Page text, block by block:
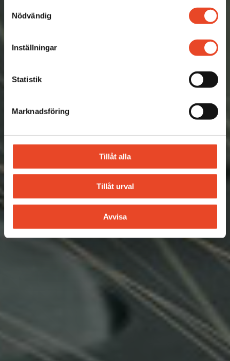
Nödvändig
Inställningar
Statistik
Marknadsföring
Tillåt alla
Tillåt urval
Avvisa